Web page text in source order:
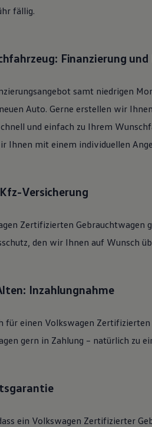
fällig.
Finanzierung und
samt niedrigen
Auto. Gerne erstellen wir
und einfach zu Ihrem
Ihnen mit einem individuellen
Versicherung
Zertifizierten Gebrauchtwagen
den wir Ihnen auf Wunsch
Inzahlungnahme
für einen Volkswagen Zertifizierten
gern in Zahlung – natürlich zu
ein Volkswagen Zertifizierter